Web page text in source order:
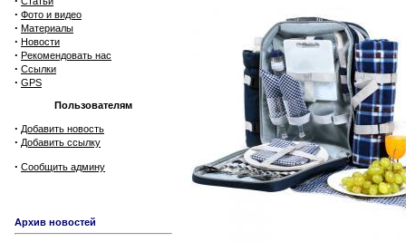
· Фото и видео
· Материалы
· Новости
· Рекомендовать нас
· Ссылки
· GPS
Пользователям
· Добавить новость
· Добавить ссылку
· Сообщить админу
Архив новостей